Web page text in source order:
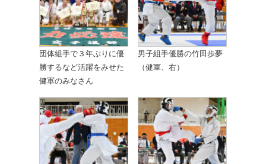
団体組手で３年ぶりに優
勝するなど活躍をみせた
健軍のみなさん
男子組手優勝の竹田歩夢
（健軍、右）